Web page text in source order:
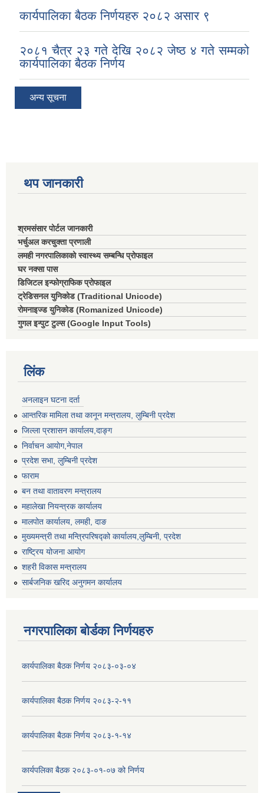
कार्यपालिका बैठक निर्णयहरु २०८२ असार ९
२०८१ चैत्र २३ गते देखि २०८२ जेष्ठ ४ गते सम्मको
कार्यपालिका बैठक निर्णय
अन्य सूचना
थप जानकारी
श्रमसंसार पोर्टल जानकारी
भर्चुअल करचुक्ता प्रणाली
लमही नगरपालिकाको स्वास्थ्य सम्बन्धि प्रोफाइल
घर नक्सा पास
डिजिटल इन्फोग्राफिक प्रोफाइल
ट्रेडिसनल युनिकोड (Traditional Unicode)
रोमनाइज्ड युनिकोड (Romanized Unicode)
गुगल इन्पुट टुल्स (Google Input Tools)
लिंक
अनलाइन घटना दर्ता
आन्तरिक मामिला तथा कानून मन्त्रालय, लुम्बिनी प्रदेश
जिल्ला प्रशासन कार्यालय,दाङ्ग
निर्वाचन आयाेग,नेपाल
प्रदेश सभा, लुम्बिनी प्रदेश
फाराम
बन तथा वातावरण मन्त्रालय
महालेखा नियन्त्रक कार्यालय
मालपोत कार्यालय, लमही, दाङ
मुख्यमन्त्री तथा मन्त्रिपरिषद्को कार्यालय,लुम्बिनी, प्रदेश
राष्ट्रिय योजना आयोग
शहरी विकास मन्त्रालय
सार्बजनिक खरिद अनुगमन कार्यालय
नगरपालिका बोर्डका निर्णयहरु
कार्यपालिका बैठक निर्णय २०८३-०३-०४
कार्यपालिका बैठक निर्णय २०८३-२-११
कार्यपालिका बैठक निर्णय २०८३-१-१४
कार्यपलिका बैठक २०८३-०१-०७ को निर्णय